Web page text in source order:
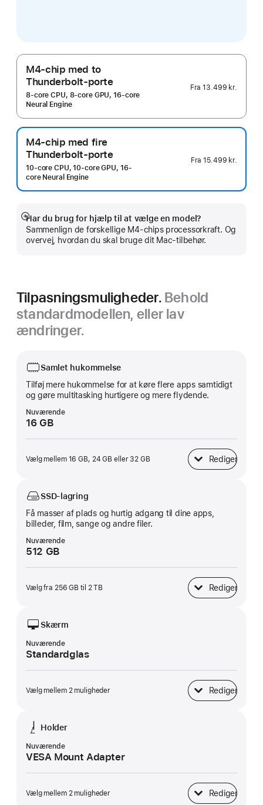
M4-chip med to
Thunderbolt-porte
8-core CPU, 8-core GPU, 16-core
Neural Engine
Fra13.499 kr.
M4-chip med fire
Thunderbolt-porte
10-core CPU, 10-core GPU, 16-
core Neural Engine
Fra15.499 kr.
Har du brug for hjælp til at vælge en model?
Sammenlign de forskellige M4-chips processorkraft. Og
overvej, hvordan du skal bruge dit Mac-tilbehør.
Vis
mere
Tilpasningsmuligheder. Behold
standardmodellen, eller lav
ændringer.
Samlet hukommelse
Tilføj mere hukommelse for at køre flere apps samtidigt
og gøre multitasking hurtigere og mere flydende.
Nuværende
16 GB
Vælg mellem 16 GB, 24 GB eller 32 GB Rediger
Samlet hukommelse
SSD-lagring
Få masser af plads og hurtig adgang til dine apps,
billeder, film, sange og andre filer.
Nuværende
512 GB
Vælg fra 256 GB til 2 TB Rediger
SSD-lagring
Skærm
Nuværende
Standardglas
Vælg mellem 2 muligheder Rediger
Skærm
Holder
Nuværende
VESA Mount Adapter
Vælg mellem 2 muligheder Rediger
Holder